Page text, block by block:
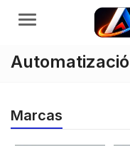
Menú
Marcas